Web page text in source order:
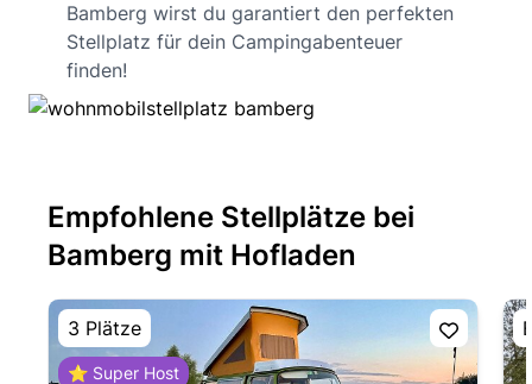
Bamberg wirst du garantiert den perfekten
Stellplatz für dein Campingabenteuer
finden!
Empfohlene Stellplätze bei
Bamberg mit Hofladen
3 Plätze
⭐ Super Host